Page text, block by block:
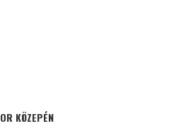
KÖZEPÉN